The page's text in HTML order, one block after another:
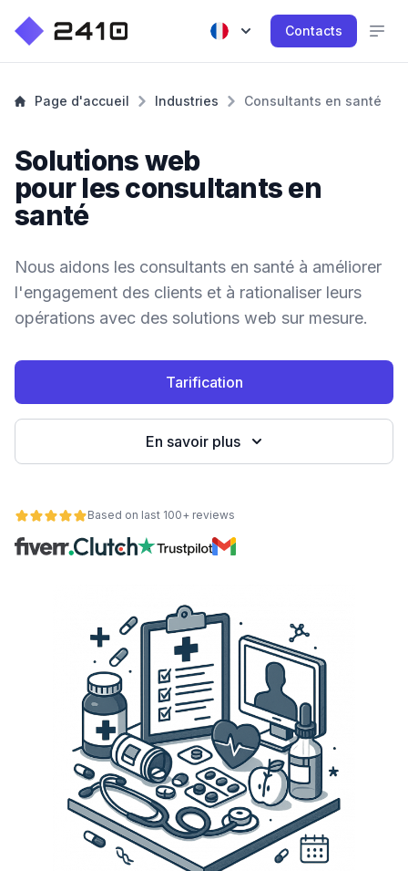
Contacts
Page d'accueil Industries Consultants en santé
Solutions web
pour les consultants en
santé
Nous aidons les consultants en santé à améliorer
l'engagement des clients et à rationaliser leurs
opérations avec des solutions web sur mesure.
Tarification
En savoir plus
Based on last 100+ reviews